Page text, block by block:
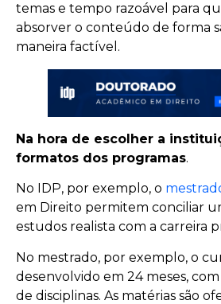
temas e tempo razoável para
absorver o conteúdo de forma
maneira factível.
Na hora de escolher a
formatos dos programas.
No IDP, por exemplo, o
em Direito permitem conciliar
estudos realista com a carreira
No mestrado, por exemplo, o
desenvolvido em 24 meses,
de disciplinas. As matérias são